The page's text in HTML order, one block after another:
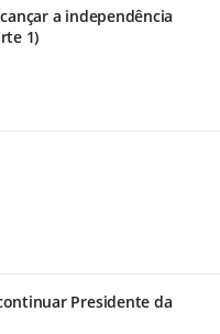
a independência
1)
Presidente da